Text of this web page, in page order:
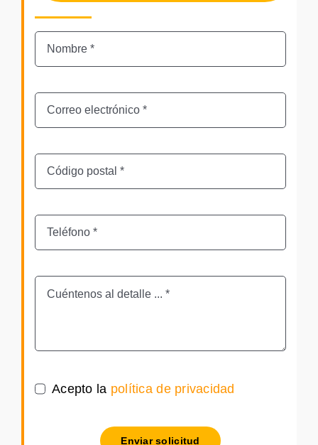
Acepto la política de privacidad
Enviar solicitud